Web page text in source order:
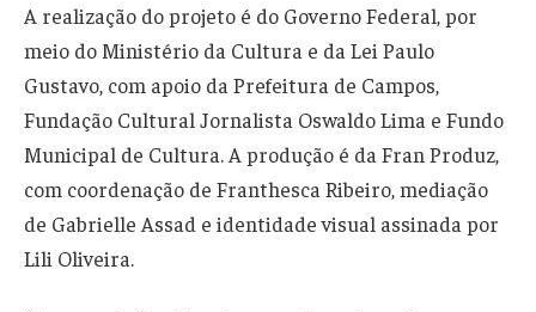
A realização do projeto é do Governo Federal, por
meio do Ministério da Cultura e da Lei Paulo
Gustavo, com apoio da Prefeitura de Campos,
Fundação Cultural Jornalista Oswaldo Lima e Fundo
Municipal de Cultura. A produção é da Fran Produz,
com coordenação de Franthesca Ribeiro, mediação
de Gabrielle Assad e identidade visual assinada por
Lili Oliveira.